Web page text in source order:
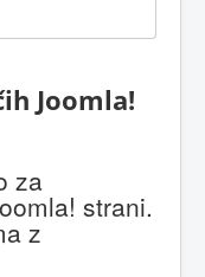
Joomla!
za
strani.
z